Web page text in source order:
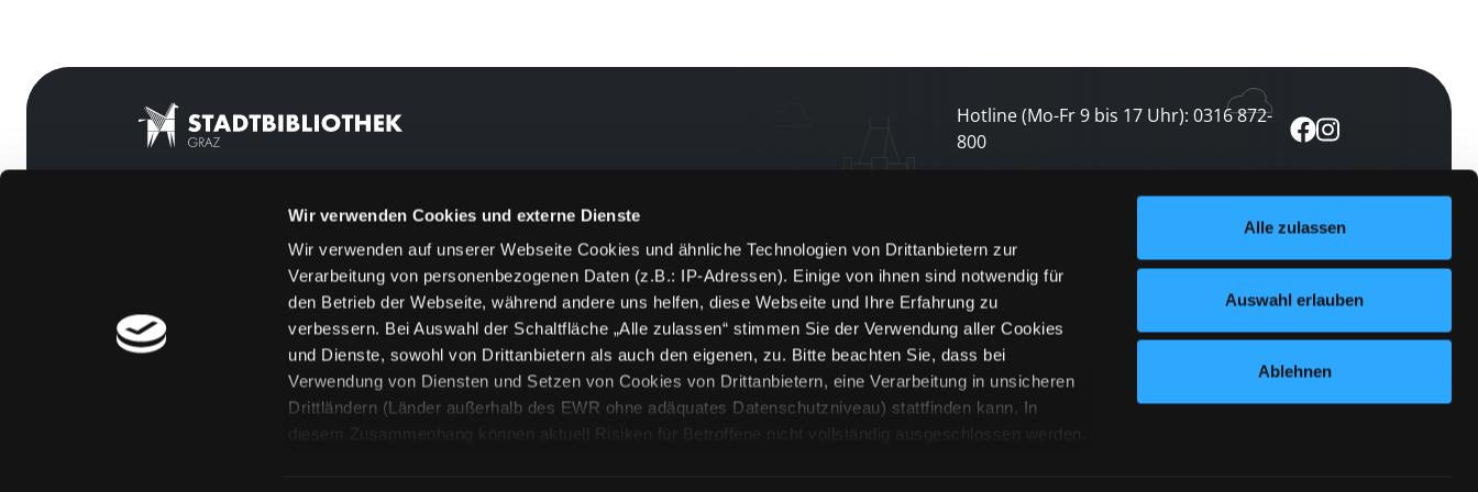
Wir verwenden Cookies und externe Dienste
Wir verwenden auf unserer Webseite Cookies und ähnliche Technologien von Drittanbietern zur
Verarbeitung von personenbezogenen Daten (z.B.: IP-Adressen). Einige von ihnen sind notwendig für
den Betrieb der Webseite, während andere uns helfen, diese Webseite und Ihre Erfahrung zu
verbessern. Bei Auswahl der Schaltfläche „Alle zulassen“ stimmen Sie der Verwendung aller Cookies
und Dienste, sowohl von Drittanbietern als auch den eigenen, zu. Bitte beachten Sie, dass bei
Verwendung von Diensten und Setzen von Cookies von Drittanbietern, eine Verarbeitung in unsicheren
Drittländern (Länder außerhalb des EWR ohne adäquates Datenschutzniveau) stattfinden kann. In
diesem Zusammenhang können aktuell Risiken für Betroffene nicht vollständig ausgeschlossen werden.
Alle zulassen
Auswahl erlauben
Ablehnen
Hotline (Mo-Fr 9 bis 17 Uhr): 0316 872-
800
[kju:b]
Feedback
Kontakt
Über uns
Jobs
Medienwunsch
FAQs
Newsletter abonnieren
und keine Veranstaltung verpassen
jetzt abonnieren